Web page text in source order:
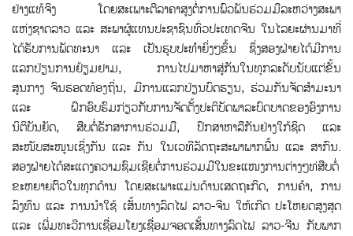
ຢ່າງແທ້ຈິງ ໂດຍສະເພາະຕີລາຄາສູງຕ່ໍການພົວພັນຮ່ວມມືລະຫວ່າງສະພາ
ແຫ່ງຊາດລາວ ແລະ ສະພາຜູ້ແທນປະຊາຊົນທົ່ວປະເທດຈີນ ໃນໄລຍະຜ່ານມາທີ່
ໄດ້ຮັບການພັດທະນາ ແລະ ເປັນຮູບປະທໍາຍິ່ງໆຂຶ້ນ ຊຶ່ງສອງຝ່າຍໄດ້ມີການ
ແລກປ່ຽນການຢ້ຽມຢາມ, ການໄປມາຫາສູ່ກັນໃນທຸກລະດັບນັບແຕ່ຂ້ັນ
ສູນກາງ ຈົນຮອດທ້ອງຖິ່ນ, ມີການແລກປ່ຽນບົດຮຽນ, ຮ່ວມກັນຈັດສໍາມະນາ
ແລະ ຝຶກອົບຮົມກ່ຽວກັບການຈັດຕັ້ງປະຕິບັດພາລະບົດບາດຂອງອົງການ
ນິຕິບັນຍັດ, ສືບຕ່ໍຮັກສາການຮ່ວມມື, ປຶກສາຫາລືກັນຢ່າງໃກ້ຊິດ ແລະ
ສະໜັບສະໜູນເຊິ່ງກັນ ແລະ ກັນ ໃນເວທີລັດຖະສະພາພາກພື້ນ ແລະ ສາກົນ.
ສອງຝ່າຍໄດ້ສະແດງຄວາມຊົມເຊີຍຕໍ່ການຮ່ວມມືໃນຂະແໜງການຕ່າງໆທ່ສືບຕໍ່
ຂະຫຍາຍຕົວໃນທຸກດ້ານ ໂດຍສະເພາະແມ່ນດ້ານເສດຖະກິດ, ການຄ້າ, ການ
ລົງທຶນ ແລະ ການນໍາໃຊ້ ເສັ້ນທາງລົດໄຟ ລາວ-ຈີນ ໃຫ້ເກີດ ປະໂຫຍດສູງສຸດ
ແລະ ເພ່ີມທະວີການເຊ່ືອມໂຍງເຊ່ືອມຈອດເສ້ັນທາງລົດໄຟ ລາວ-ຈີນ ກັບພາກ